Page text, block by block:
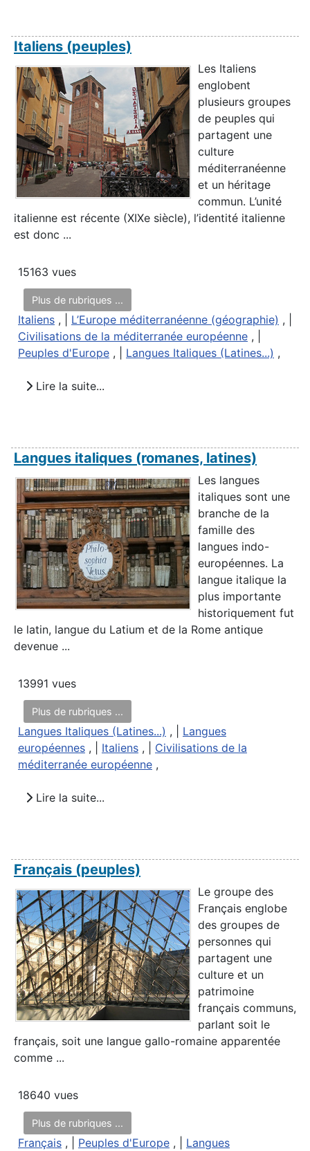
Italiens (peuples)
Les Italiens
englobent
plusieurs groupes
de peuples qui
partagent une
culture
méditerranéenne
et un héritage
commun. L’unité
italienne est récente (XIXe siècle), l’identité italienne
est donc ...
15163 vues
Plus de rubriques ...
Italiens , | L’Europe méditerranéenne (géographie) , |
Civilisations de la méditerranée européenne , |
Peuples d'Europe , | Langues Italiques (Latines...) ,
Lire la suite...
Langues italiques (romanes, latines)
Les langues
italiques sont une
branche de la
famille des
langues indo-
européennes. La
langue italique la
plus importante
historiquement fut
le latin, langue du Latium et de la Rome antique
devenue ...
13991 vues
Plus de rubriques ...
Langues Italiques (Latines...) , | Langues
européennes , | Italiens , | Civilisations de la
méditerranée européenne ,
Lire la suite...
Français (peuples)
Le groupe des
Français englobe
des groupes de
personnes qui
partagent une
culture et un
patrimoine
français communs,
parlant soit le
français, soit une langue gallo-romaine apparentée
comme ...
18640 vues
Plus de rubriques ...
Français , | Peuples d'Europe , | Langues